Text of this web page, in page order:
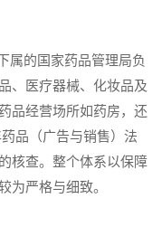
的国家药品管理局负
、医疗器械、化妆品及
品经营场所如药房，还
品（广告与销售）法
核查。整个体系以保障
为严格与细致。